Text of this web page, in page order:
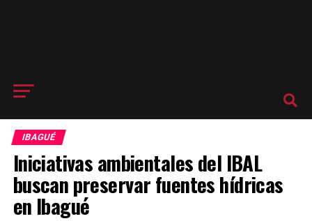
IBAGUÉ
Iniciativas ambientales del IBAL
buscan preservar fuentes hídricas
en Ibagué